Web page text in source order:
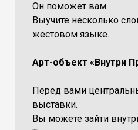
Он поможет вам.
Выучите несколько
жестовом языке.
Арт-объект «Внутри
Перед вами
выставки.
Вы можете зайти